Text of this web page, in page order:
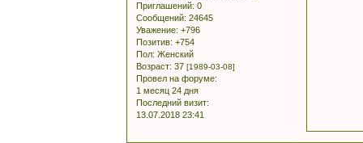
Приглашений: 0
Сообщений: 24645
Уважение: +796
Позитив: +754
Пол: Женский
Возраст: 37 [1989-03-08]
Провел на форуме:
1 месяц 24 дня
Последний визит:
13.07.2018 23:41